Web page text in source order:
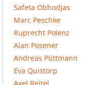
Safeta Obhodjas
Marc Peschke
Ruprecht Polenz
Alan Posener
Andreas Püttmann
Eva Quistorp